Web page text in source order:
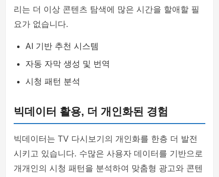
리는 더 이상 콘텐츠 탐색에 많은 시간을 할애할 필
요가 없습니다.
AI 기반 추천 시스템
자동 자막 생성 및 번역
시청 패턴 분석
빅데이터 활용, 더 개인화된 경험
빅데이터는 TV 다시보기의 개인화를 한층 더 발전
시키고 있습니다. 수많은 사용자 데이터를 기반으로
개개인의 시청 패턴을 분석하여 맞춤형 광고와 콘텐